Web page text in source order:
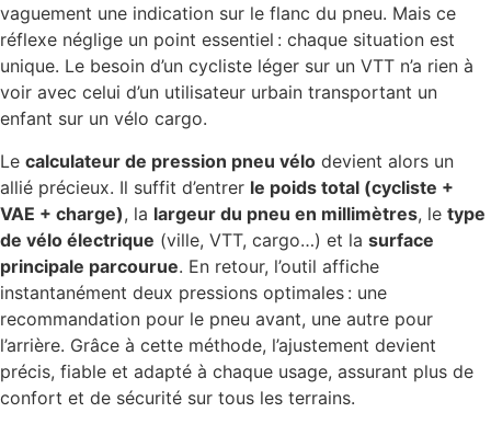
vaguement une indication sur le flanc du pneu. Mais ce
réflexe néglige un point essentiel : chaque situation est
unique. Le besoin d’un cycliste léger sur un VTT n’a rien à
voir avec celui d’un utilisateur urbain transportant un
enfant sur un vélo cargo.
Le calculateur de pression pneu vélo devient alors un
allié précieux. Il suffit d’entrer le poids total (cycliste +
VAE + charge), la largeur du pneu en millimètres, le type
de vélo électrique (ville, VTT, cargo…) et la surface
principale parcourue. En retour, l’outil affiche
instantanément deux pressions optimales : une
recommandation pour le pneu avant, une autre pour
l’arrière. Grâce à cette méthode, l’ajustement devient
précis, fiable et adapté à chaque usage, assurant plus de
confort et de sécurité sur tous les terrains.